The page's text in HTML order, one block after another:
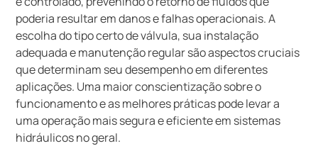
poderia resultar em danos e falhas operacionais. A
escolha do tipo certo de válvula, sua instalação
adequada e manutenção regular são aspectos cruciais
que determinam seu desempenho em diferentes
aplicações. Uma maior conscientização sobre o
funcionamento e as melhores práticas pode levar a
uma operação mais segura e eficiente em sistemas
hidráulicos no geral.